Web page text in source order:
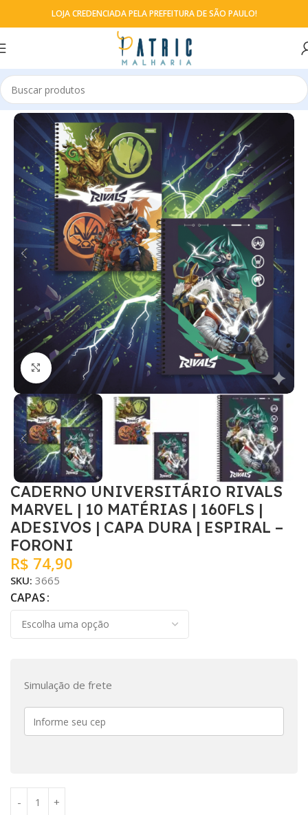
LOJA CREDENCIADA PELA PREFEITURA DE SÃO PAULO!
Início Cadernos
Clique para ampliar
CADERNO UNIVERSITÁRIO RIVALS
MARVEL | 10 MATÉRIAS | 160FLS |
ADESIVOS | CAPA DURA | ESPIRAL –
FORONI
R$ 74,90
SKU: 3665
CAPAS
Simulação de frete